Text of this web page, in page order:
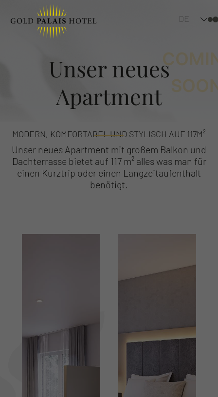
DE
Unser neues
Apartment
MODERN, KOMFORTABEL UND STYLISCH AUF 117M²
Unser neues Apartment mit großem Balkon und
Dachterrasse bietet auf 117 m² alles was man für
einen Kurztrip oder einen Langzeitaufenthalt
benötigt.